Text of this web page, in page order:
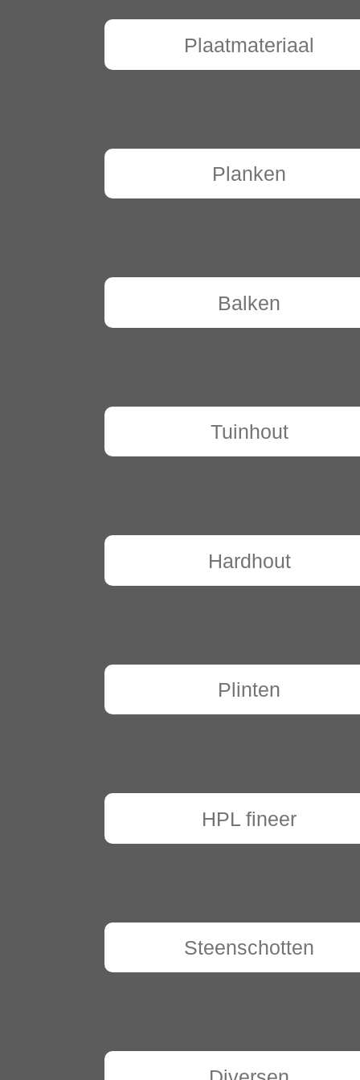
Plaatmateriaal
Planken
Balken
Tuinhout
Hardhout
Plinten
HPL fineer
Steenschotten